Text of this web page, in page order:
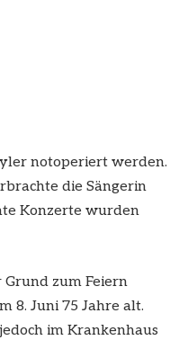
notoperiert werden.
die Sängerin
Konzerte wurden
zum Feiern
8. Juni 75 Jahre alt.
im Krankenhaus